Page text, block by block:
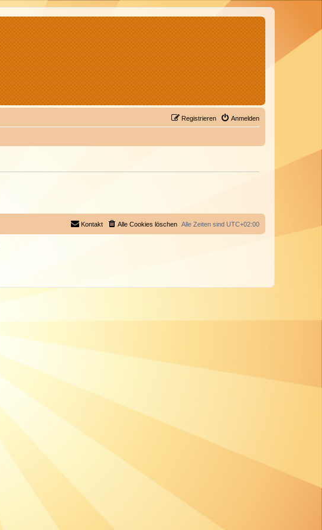
Anmelden
Registrieren
Alle Zeiten sind UTC+02:00
Alle Cookies löschen
Kontakt